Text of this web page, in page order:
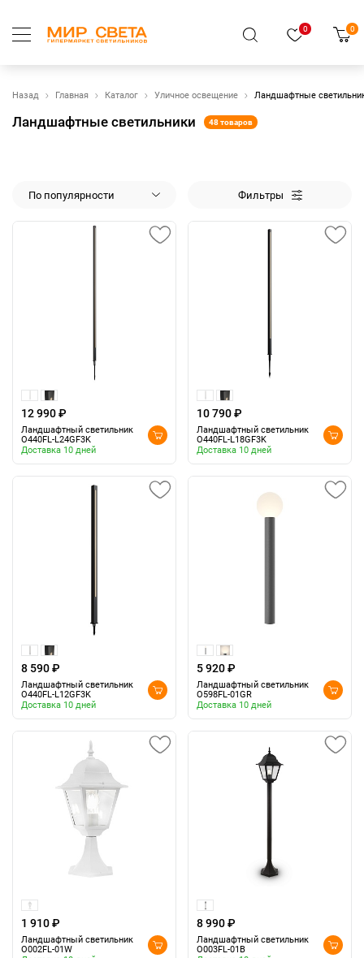
0 0
Назад Главная Каталог Уличное освещение Ландшафтные
Ландшафтные светильники 48 товаров
По популярности Фильтры
12 990 ₽
Ландшафтный светильник
O440FL-L24GF3K
Доставка 10 дней
10 790 ₽
Ландшафтный светильник
O440FL-L18GF3K
Доставка 10 дней
8 590 ₽
Ландшафтный светильник
O440FL-L12GF3K
Доставка 10 дней
5 920 ₽
Ландшафтный светильник
O598FL-01GR
Доставка 10 дней
1 910 ₽
Ландшафтный светильник
O002FL-01W
8 990 ₽
Ландшафтный светильник
O003FL-01B